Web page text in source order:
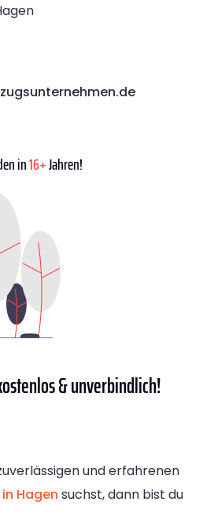
in16+Jahren!
& unverbindlich!
und erfahrenen
Hagen suchst, dann bist du